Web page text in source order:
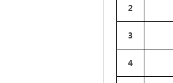
2
3
4